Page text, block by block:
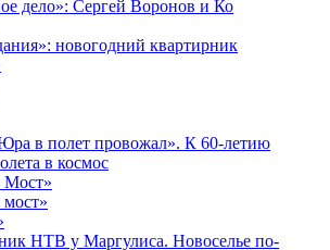
дело»: Сергей Воронов и Ко
новогодний квартирник
в полет провожал». К 60-летию
в космос
Мост»
НТВ у Маргулиса. Новоселье по-